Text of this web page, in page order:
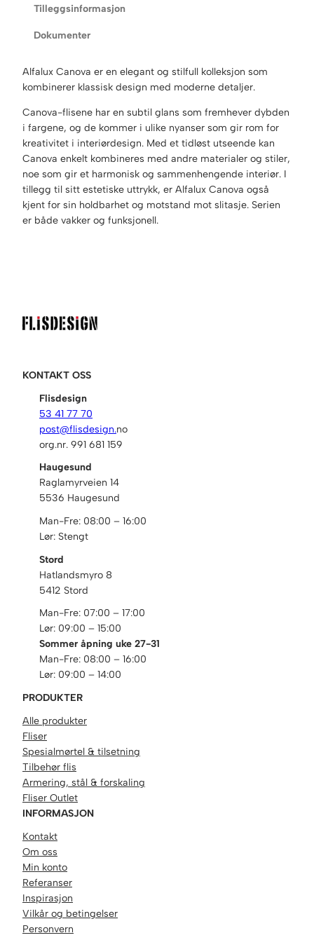
Tilleggsinformasjon
Dokumenter
Alfalux Canova er en elegant og stilfull kolleksjon som
kombinerer klassisk design med moderne detaljer.
Canova-flisene har en subtil glans som fremhever dybden
i fargene, og de kommer i ulike nyanser som gir rom for
kreativitet i interiørdesign. Med et tidløst utseende kan
Canova enkelt kombineres med andre materialer og stiler,
noe som gir et harmonisk og sammenhengende interiør. I
tillegg til sitt estetiske uttrykk, er Alfalux Canova også
kjent for sin holdbarhet og motstand mot slitasje. Serien
er både vakker og funksjonell.
KONTAKT OSS
Flisdesign
53 41 77 70
post@flisdesign.no
org.nr. 991 681 159
Haugesund
Raglamyrveien 14
5536 Haugesund
Man-Fre: 08:00 – 16:00
Lør: Stengt
Stord
Hatlandsmyro 8
5412 Stord
Man-Fre: 07:00 – 17:00
Lør: 09:00 – 15:00
Sommer åpning uke 27-31
Man-Fre: 08:00 – 16:00
Lør: 09:00 – 14:00
PRODUKTER
Alle produkter
Fliser
Spesialmørtel & tilsetning
Tilbehør flis
Armering, stål & forskaling
Fliser Outlet
INFORMASJON
Kontakt
Om oss
Min konto
Referanser
Inspirasjon
Vilkår og betingelser
Personvern